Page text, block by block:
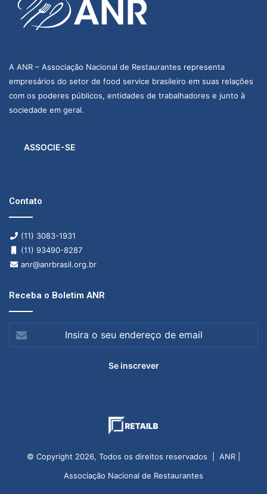
A ANR – Associação Nacional de Restaurantes representa
empresários do setor de food service brasileiro em suas relações
com os poderes públicos, entidades de trabalhadores e junto à
sociedade em geral.
ASSOCIE-SE
Contato
(11) 3083-1931
(11) 93490-8287
anr@anrbrasil.org.br
Receba o Boletim ANR
© Copyright 2026, Todos os direitos reservados | ANR |
Associação Nacional de Restaurantes